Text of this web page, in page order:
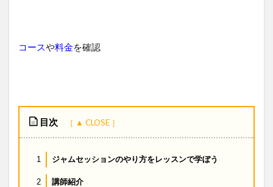
コースや料金を確認
目次
1 ジャムセッションのやり方をレッスンで学ぼう
2 講師紹介